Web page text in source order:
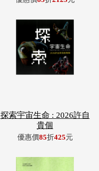
探索宇宙生命 : 2026許自
貴個
優惠價85折425元